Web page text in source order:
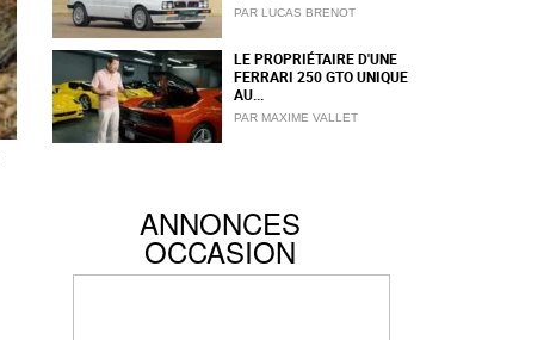
PAR LUCAS BRENOT
LE PROPRIÉTAIRE D'UNE
FERRARI 250 GTO UNIQUE
AU...
PAR MAXIME VALLET
ANNONCES
OCCASION